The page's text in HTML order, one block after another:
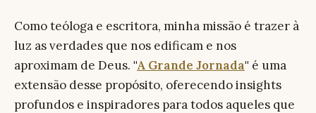
Como teóloga e escritora, minha missão é trazer à
luz as verdades que nos edificam e nos
aproximam de Deus. "A Grande Jornada" é uma
extensão desse propósito, oferecendo insights
profundos e inspiradores para todos aqueles que